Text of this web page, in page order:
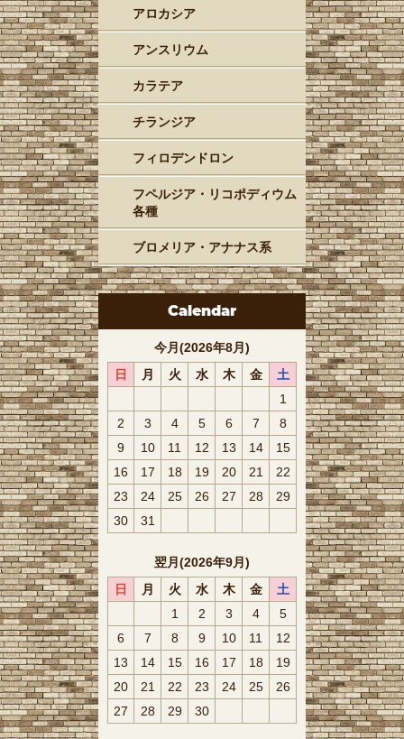
アロカシア
アンスリウム
カラテア
チランジア
フィロデンドロン
フペルジア・リコポディウム
各種
ブロメリア・アナナス系
Calendar
今月(2026年8月)
日
月 火 水 木 金
土
1
2
3 4 5 6 7
8
9
10 11 12 13 14
15
16
17 18 19 20 21
22
23
24 25 26 27 28
29
30
31
翌月(2026年9月)
日
月 火 水 木 金
土
1
2 3 4
5
6
7 8 9 10 11
12
13
14 15 16 17 18
19
20
21 22 23 24 25
26
27
28 29 30